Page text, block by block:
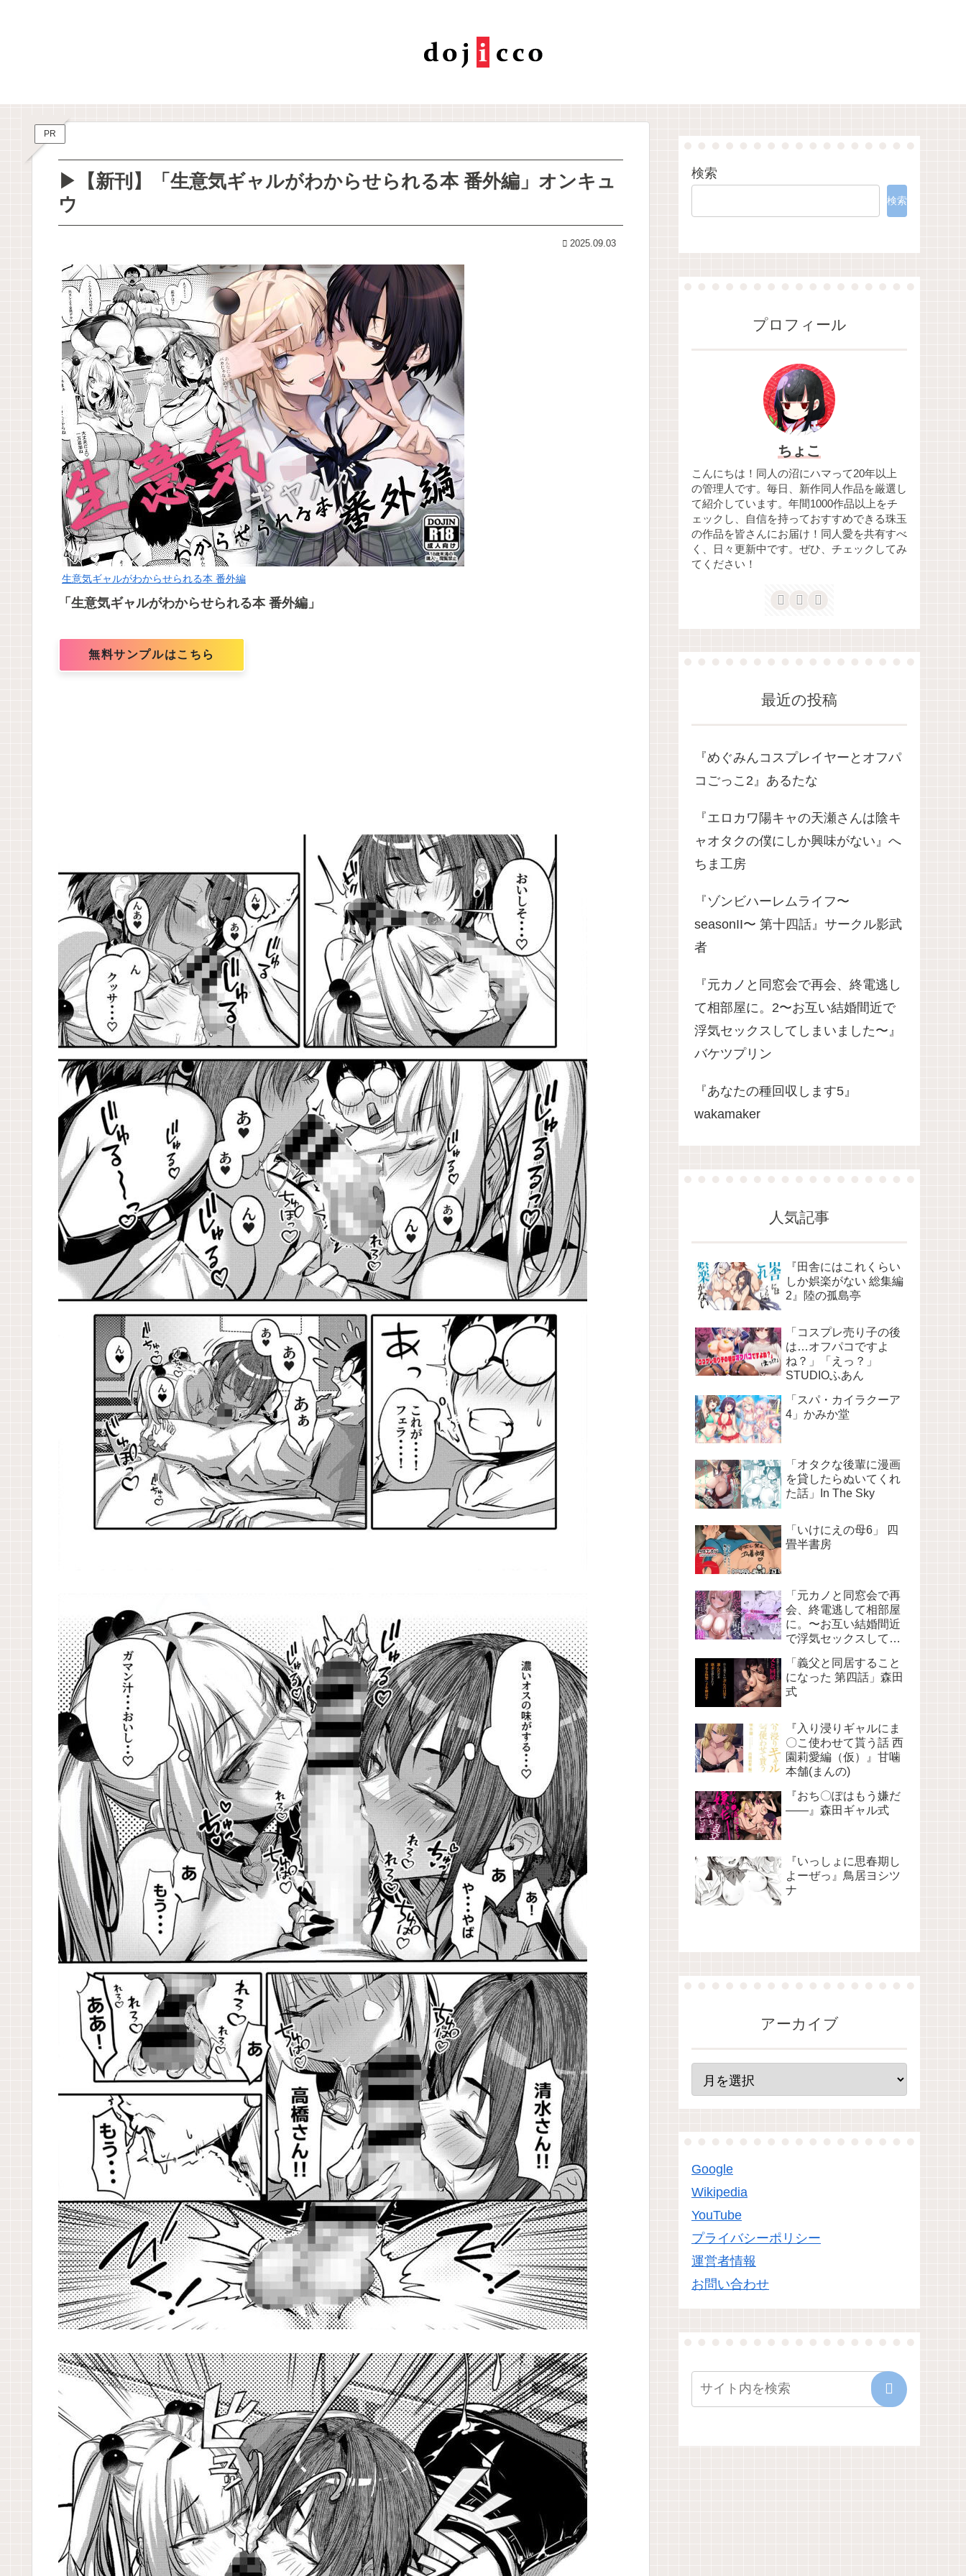
PR
▶【新刊】「生意気ギャルがわからせられる本 番外編」オンキュ
ウ
2025.09.03
生意気ギャルがわからせられる本 番外編
「生意気ギャルがわからせられる本 番外編」
無料サンプルはこちら
検索
検索
プロフィール
ちょこ
こんにちは！同人の沼にハマって20年以上
の管理人です。毎日、新作同人作品を厳選し
て紹介しています。年間1000作品以上をチ
ェックし、自信を持っておすすめできる珠玉
の作品を皆さんにお届け！同人愛を共有すべ
く、日々更新中です。ぜひ、チェックしてみ
てください！
最近の投稿
『めぐみんコスプレイヤーとオフパ
コごっこ2』あるたな
『エロカワ陽キャの天瀬さんは陰キ
ャオタクの僕にしか興味がない』へ
ちま工房
『ゾンビハーレムライフ〜
seasonII〜 第十四話』サークル影武
者
『元カノと同窓会で再会、終電逃し
て相部屋に。2〜お互い結婚間近で
浮気セックスしてしまいました〜』
バケツプリン
『あなたの種回収します5』
wakamaker
人気記事
『田舎にはこれくらい
しか娯楽がない 総集編
2』陸の孤島亭
「コスプレ売り子の後
は…オフパコですよ
ね？」「えっ？」
STUDIOふあん
「スパ・カイラクーア
4」かみか堂
「オタクな後輩に漫画
を貸したらぬいてくれ
た話」In The Sky
「いけにえの母6」 四
畳半書房
「元カノと同窓会で再
会、終電逃して相部屋
に。〜お互い結婚間近
で浮気セックスしてし
プリン
「義父と同居すること
になった 第四話」森田
式
『入り浸りギャルにま
〇こ使わせて貰う話 西
園莉愛編（仮）』甘噛
本舗(まんの)
『おち〇ぽはもう嫌だ
――』森田ギャル式
『いっしょに思春期し
よーぜっ』鳥居ヨシツ
ナ
アーカイブ
Google
Wikipedia
YouTube
プライバシーポリシー
運営者情報
お問い合わせ